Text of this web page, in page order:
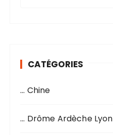
e
CATÉGORIES
… Chine
… Drôme Ardèche Lyon